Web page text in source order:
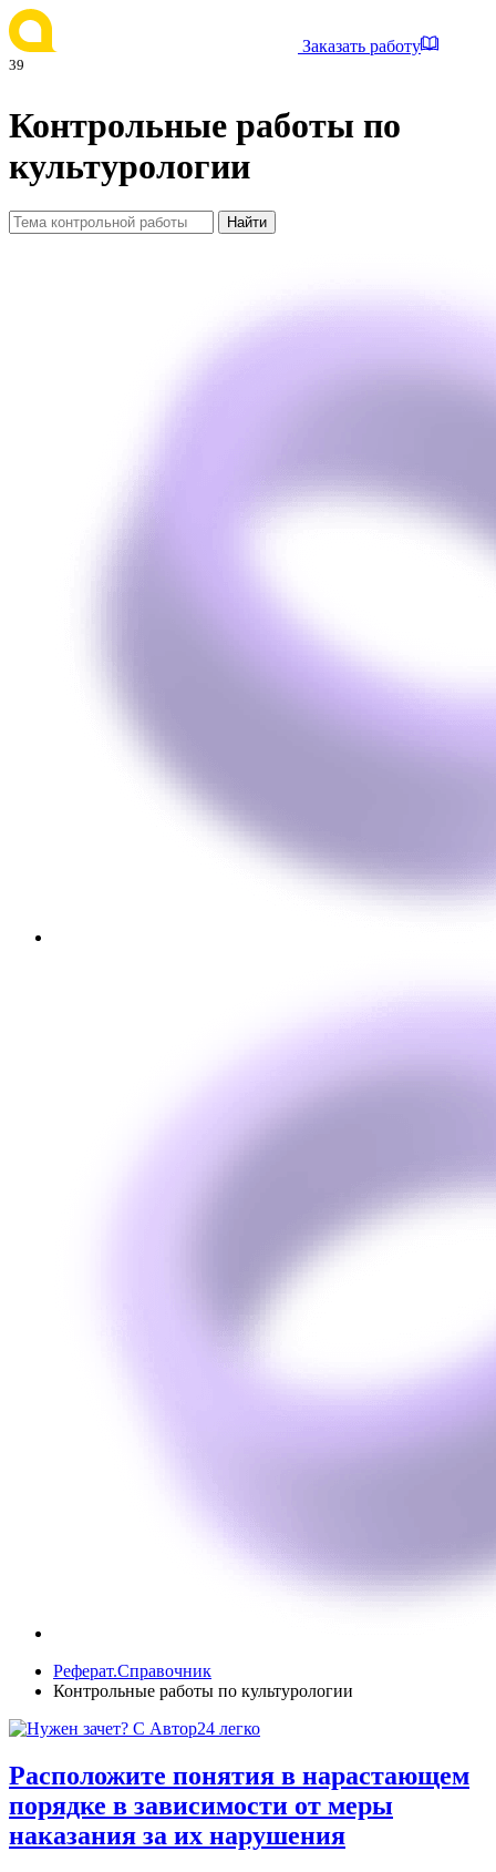
Заказать работу
39
Контрольные работы по
культурологии
Найти
Реферат.Справочник
Контрольные работы по культурологии
Расположите понятия в нарастающем
порядке в зависимости от меры
наказания за их нарушения